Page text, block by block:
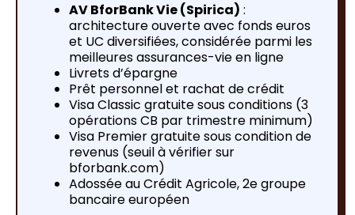
AV BforBank Vie (Spirica) :
architecture ouverte avec fonds euros
et UC diversifiées, considérée parmi les
meilleures assurances-vie en ligne
Livrets d’épargne
Prêt personnel et rachat de crédit
Visa Classic gratuite sous conditions (3
opérations CB par trimestre minimum)
Visa Premier gratuite sous condition de
revenus (seuil à vérifier sur
bforbank.com)
Adossée au Crédit Agricole, 2e groupe
bancaire européen